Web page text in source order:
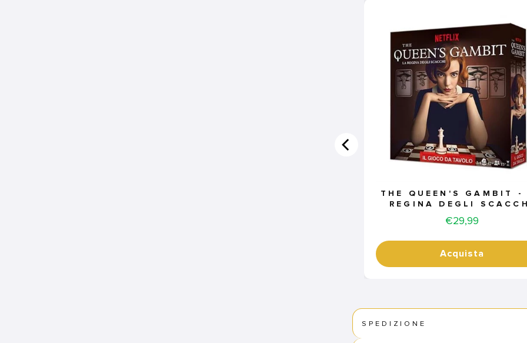
THE QUEEN'S GAMBIT -
REGINA DEGLI
Price
€29,99
Acquista
SPEDIZIONE